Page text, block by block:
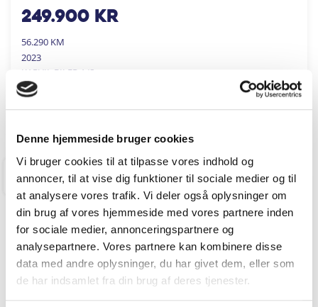
Denne hjemmeside bruger cookies
Vi bruger cookies til at tilpasse vores indhold og
annoncer, til at vise dig funktioner til sociale medier og til
at analysere vores trafik. Vi deler også oplysninger om
din brug af vores hjemmeside med vores partnere inden
for sociale medier, annonceringspartnere og
analysepartnere. Vores partnere kan kombinere disse
data med andre oplysninger, du har givet dem, eller som
de har indsamlet fra din brug af deres tjenester.
249.900kr
56.290 KM
2023
KARVIL BILER A/S
RINGKØBING